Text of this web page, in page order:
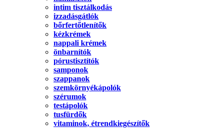
intim tisztálkodás
izzadásgátlók
bőrfertőtlenítők
kézkrémek
nappali krémek
önbarnítók
pórustisztítók
samponok
szappanok
szemkörnyékápolók
szérumok
testápolók
tusfürdők
vitaminok, étrendkiegészítők